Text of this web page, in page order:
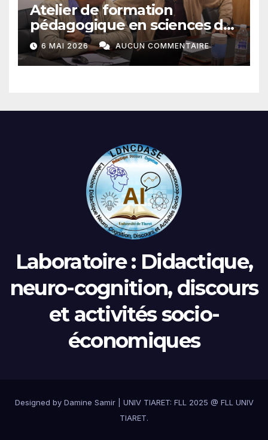
Atelier de formation
pédagogique en sciences du
langage
6 MAI 2026 AUCUN COMMENTAIRE
Laboratoire : Didactique,
neuro-cognition, discours
et activités socio-
économiques
Designed by Damine Samir UNIV TIARET: FLL 2025 @ FLL UNIV
TIARET.